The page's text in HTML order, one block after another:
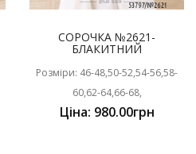
СОРОЧКА №2621-
БЛАКИТНИЙ
Розміри: 46-48,50-52,54-56,58-
60,62-64,66-68,
Ціна: 980.00грн